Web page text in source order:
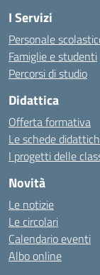
I Servizi
Personale
Famiglie e studenti
Percorsi di studio
Didattica
Offerta formativa
Le schede
I progetti delle
Novità
Le notizie
Le circolari
Calendario eventi
Albo online